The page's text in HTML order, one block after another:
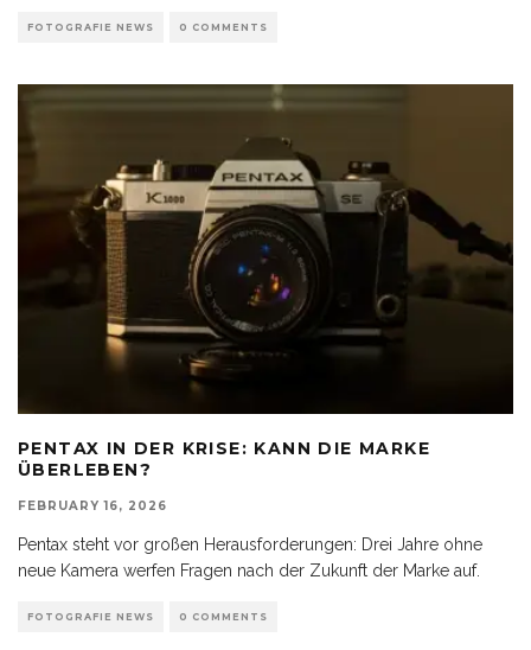
FOTOGRAFIE NEWS 0 COMMENTS
PENTAX IN DER KRISE: KANN DIE MARKE
ÜBERLEBEN?
FEBRUARY 16, 2026
Pentax steht vor großen Herausforderungen: Drei Jahre ohne
neue Kamera werfen Fragen nach der Zukunft der Marke auf.
FOTOGRAFIE NEWS 0 COMMENTS